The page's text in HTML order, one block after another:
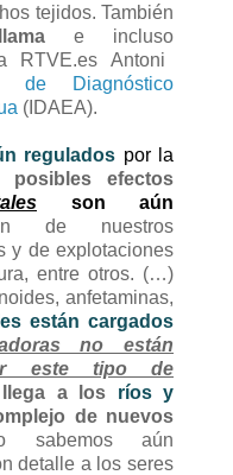
tejidos. También
e incluso
RTVE.es Antoni
de Diagnóstico
(IDAEA).
regulados por la
posibles efectos
son aún
de nuestros
y de explotaciones
entre otros. (…)
anfetaminas,
están cargados
no están
este tipo de
a los
ríos y
de nuevos
aún
detalle a los seres